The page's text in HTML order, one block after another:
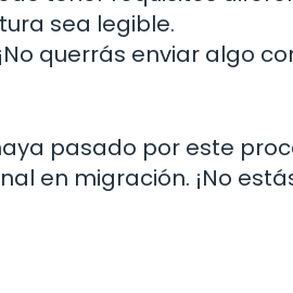
sea legible.
querrás enviar algo
pasado por este
en migración. ¡No